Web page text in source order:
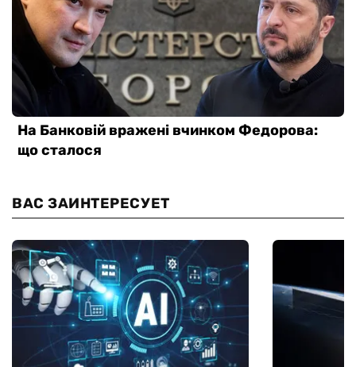
ВАС ЗАИНТЕРЕСУЕТ